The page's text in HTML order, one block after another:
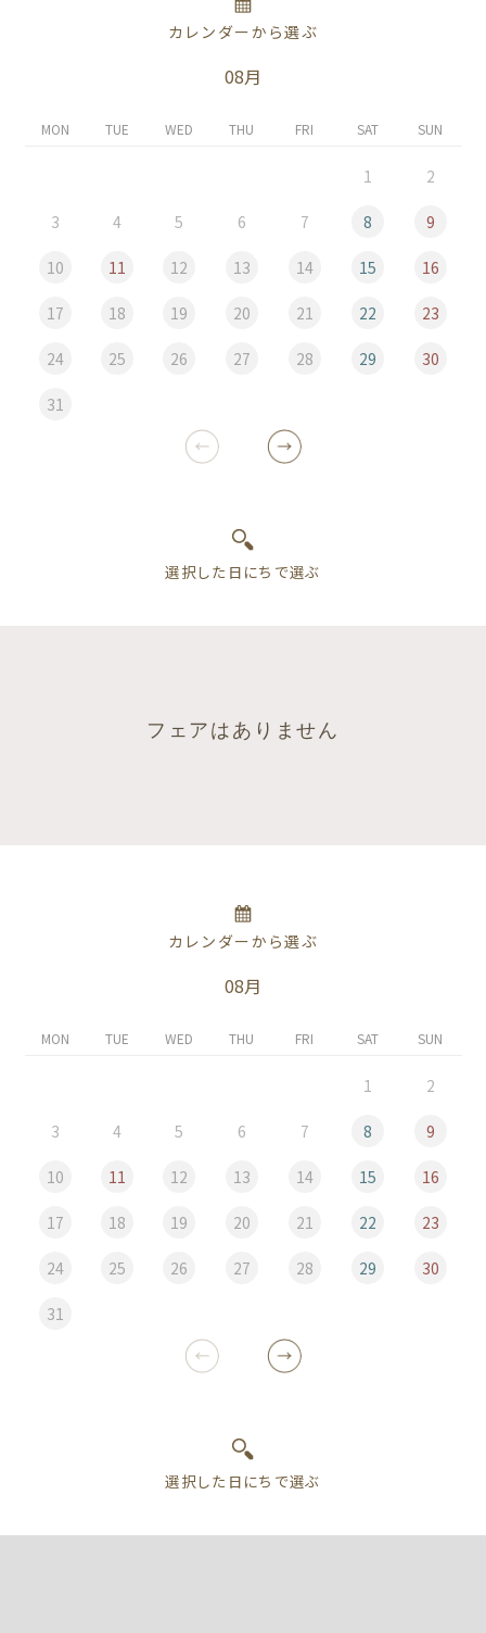
カレンダーから選ぶ
08月
MON TUE WED THU FRI SAT SUN
1 2
3 4 5 6 7 8 9
10 11 12 13 14 15 16
17 18 19 20 21 22 23
24 25 26 27 28 29 30
31
フェアはありません
カレンダーから選ぶ
08月
MON TUE WED THU FRI SAT SUN
1 2
3 4 5 6 7 8 9
10 11 12 13 14 15 16
17 18 19 20 21 22 23
24 25 26 27 28 29 30
31